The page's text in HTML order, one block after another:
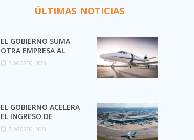
ÚLTIMAS NOTICIAS
EL GOBIERNO SUMA
OTRA EMPRESA AL
NEGOCIO DE LOS VUELOS
PRIVADOS
7 AGOSTO, 2026
EL GOBIERNO ACELERA
EL INGRESO DE
AEROLÍNEAS
EXTRANJERAS CON
7 AGOSTO, 2026